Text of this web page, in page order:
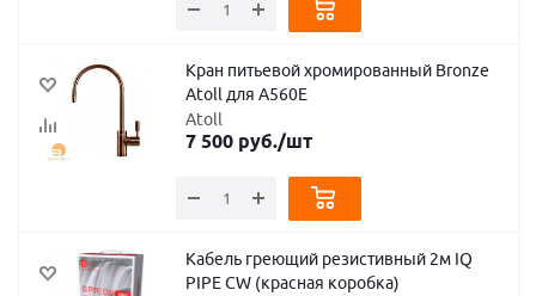
Кран питьевой хромированный Bronze
Atoll для A560E
Atoll
7 500руб./шт
Кабель греющий резистивный 2м IQ
PIPE CW (красная коробка)